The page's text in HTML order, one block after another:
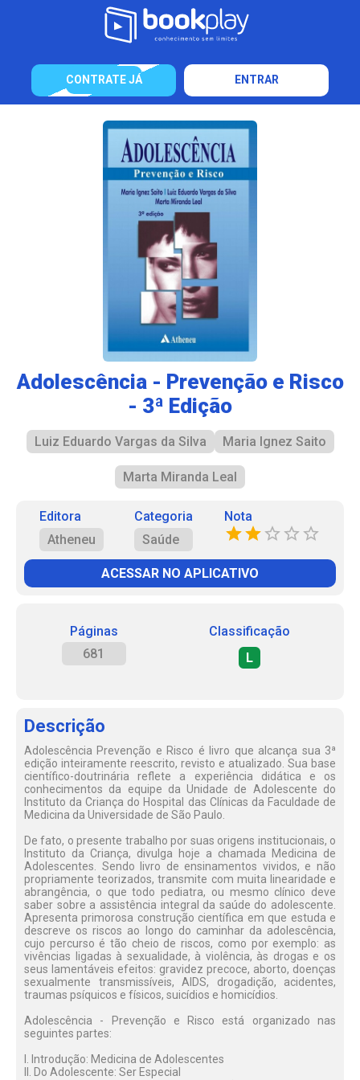
CONTRATE JÁ ENTRAR
Adolescência - Prevenção e Risco
- 3ª Edição
Luiz Eduardo Vargas da Silva Maria Ignez Saito
Marta Miranda Leal
Editora
Atheneu
Categoria
Saúde
Nota
ACESSAR NO APLICATIVO
Páginas
681
Classificação
L
Descrição
Adolescência Prevenção e Risco é livro que alcança sua 3ª
edição inteiramente reescrito, revisto e atualizado. Sua base
científico-doutrinária reflete a experiência didática e os
conhecimentos da equipe da Unidade de Adolescente do
Instituto da Criança do Hospital das Clínicas da Faculdade de
Medicina da Universidade de São Paulo.
De fato, o presente trabalho por suas origens institucionais, o
Instituto da Criança, divulga hoje a chamada Medicina de
Adolescentes. Sendo livro de ensinamentos vividos, e não
propriamente teorizados, transmite com muita linearidade e
abrangência, o que todo pediatra, ou mesmo clínico deve
saber sobre a assistência integral da saúde do adolescente.
Apresenta primorosa construção científica em que estuda e
descreve os riscos ao longo do caminhar da adolescência,
cujo percurso é tão cheio de riscos, como por exemplo: as
vivências ligadas à sexualidade, à violência, às drogas e os
seus lamentáveis efeitos: gravidez precoce, aborto, doenças
sexualmente transmissíveis, AIDS, drogadição, acidentes,
traumas psíquicos e físicos, suicídios e homicídios.
Adolescência - Prevenção e Risco está organizado nas
seguintes partes:
I. Introdução: Medicina de Adolescentes
II. Do Adolescente: Ser Especial